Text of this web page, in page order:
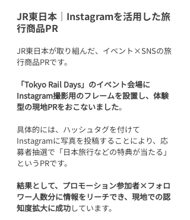
JR東日本｜Instagramを活用した旅
行商品PR
JR東日本が取り組んだ、イベント×SNSの旅
行商品PRです。
「Tokyo Rail Days」のイベント会場に
Instagram撮影用のフレームを設置し、体験
型の現地PRをおこないました。
具体的には、ハッシュタグを付けて
Instagramに写真を投稿することにより、応
募者抽選で「日本旅行などの特典が当たる」
というPRです。
結果として、プロモーション参加者×フォロ
ワー人数分に情報をリーチでき、現地での認
知度拡大に成功しています。